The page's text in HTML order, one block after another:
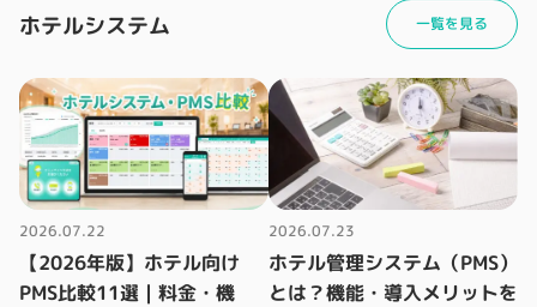
ホテルシステム 一覧を見る
2026.07.22
【2026年版】ホテル向け
PMS比較11選｜料金・機
2026.07.23
ホテル管理システム（PMS）
とは？機能・導入メリットを